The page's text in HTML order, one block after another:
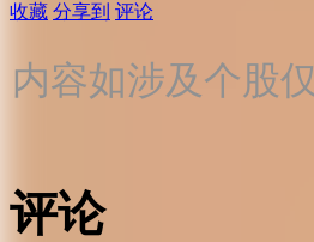
收藏 分享到 评论
内容如涉及个股
评论